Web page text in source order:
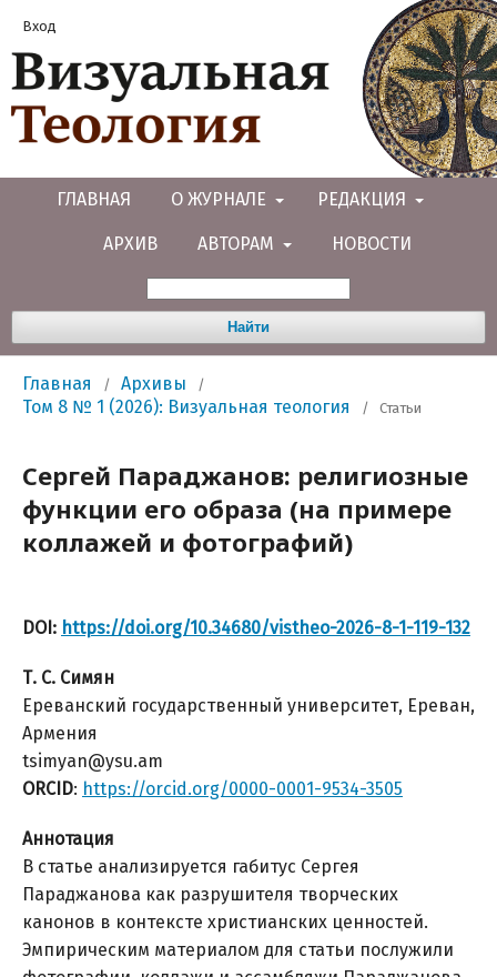
ГЛАВНАЯ О ЖУРНАЛЕ РЕДАКЦИЯ
АРХИВ АВТОРАМ НОВОСТИ
Найти
Вход
Главная / Архивы /
Том 8 № 1 (2026): Визуальная теология / Статьи
Сергей Параджанов: религиозные
функции его образа (на примере
коллажей и фотографий)
DOI: https://doi.org/10.34680/vistheo-2026-8-1-119-132
Т. С. Симян
Ереванский государственный университет, Ереван,
Армения
tsimyan@ysu.am
ORCID: https://orcid.org/0000-0001-9534-3505
Аннотация
В статье анализируется габитус Сергея
Параджанова как разрушителя творческих
канонов в контексте христианских ценностей.
Эмпирическим материалом для статьи послужили